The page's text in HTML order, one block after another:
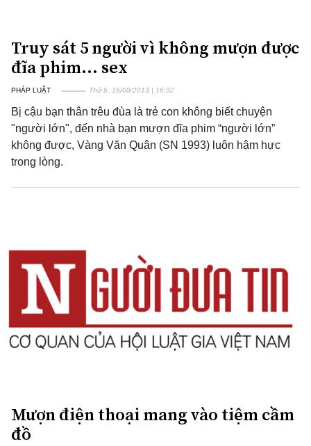
Truy sát 5 người vì không mượn được
đĩa phim... sex
PHÁP LUẬT Thứ 6, 16/08/2013 | 16:32
Bị cậu bạn thân trêu đùa là trẻ con không biết chuyện
"người lớn", đến nhà bạn mượn đĩa phim “người lớn”
không được, Vàng Văn Quân (SN 1993) luôn hậm hực
trong lòng.
Mượn điện thoại mang vào tiệm cầm
đồ